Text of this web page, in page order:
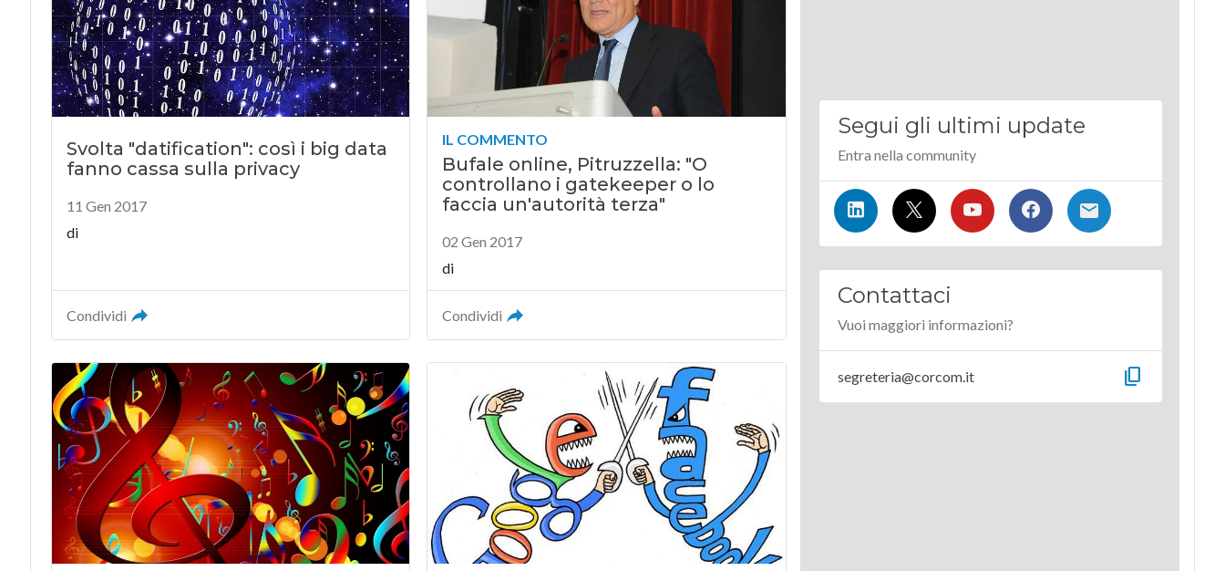
Svolta "datification": così i big data
fanno cassa sulla privacy
11 Gen 2017
di
Condividi
IL COMMENTO
Bufale online, Pitruzzella: "O
controllano i gatekeeper o lo
faccia un'autorità terza"
02 Gen 2017
di
Condividi
Segui gli ultimi update
Entra nella community
Contattaci
Vuoi maggiori informazioni?
segreteria@corcom.it content_copy